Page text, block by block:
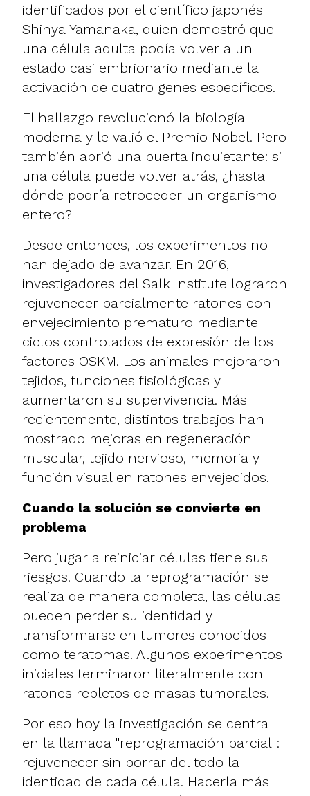
identificados por el científico japonés
Shinya Yamanaka, quien demostró que
una célula adulta podía volver a un
estado casi embrionario mediante la
activación de cuatro genes específicos.
El hallazgo revolucionó la biología
moderna y le valió el Premio Nobel. Pero
también abrió una puerta inquietante: si
una célula puede volver atrás, ¿hasta
dónde podría retroceder un organismo
entero?
Desde entonces, los experimentos no
han dejado de avanzar. En 2016,
investigadores del Salk Institute lograron
rejuvenecer parcialmente ratones con
envejecimiento prematuro mediante
ciclos controlados de expresión de los
factores OSKM. Los animales mejoraron
tejidos, funciones fisiológicas y
aumentaron su supervivencia. Más
recientemente, distintos trabajos han
mostrado mejoras en regeneración
muscular, tejido nervioso, memoria y
función visual en ratones envejecidos.
Cuando la solución se convierte en
problema
Pero jugar a reiniciar células tiene sus
riesgos. Cuando la reprogramación se
realiza de manera completa, las células
pueden perder su identidad y
transformarse en tumores conocidos
como teratomas. Algunos experimentos
iniciales terminaron literalmente con
ratones repletos de masas tumorales.
Por eso hoy la investigación se centra
en la llamada "reprogramación parcial":
rejuvenecer sin borrar del todo la
identidad de cada célula. Hacerla más